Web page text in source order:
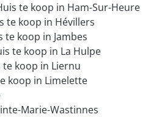
te koop in Ham-Sur-Heure
te koop in Hévillers
te koop in Jambes
te koop in La Hulpe
te koop in Liernu
koop in Limelette
Marie-Wastinnes